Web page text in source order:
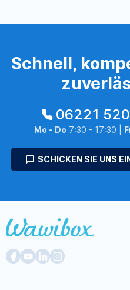
Schnell,
06221
Mo - Do 7:30 - 17:30 |
SCHICKEN SIE UNS